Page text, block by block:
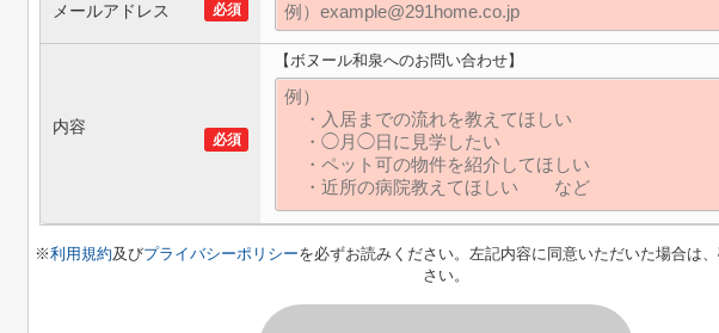
必須
メールアドレス
必須
内容
【ボヌール和泉へのお問い合わせ】
※利用規約及びプライバシーポリシーを必ずお読みください。左記内容に同意いただいた場合は
さい。